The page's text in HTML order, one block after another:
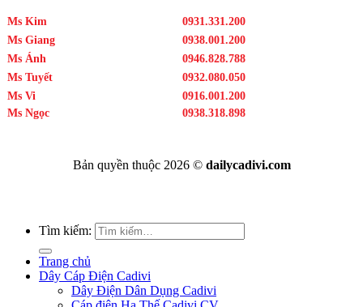
Ms Kim
0931.331.200
Ms Giang
0938.001.200
Ms Ánh
0946.828.788
Ms Tuyết
0932.080.050
Ms Vi
0916.001.200
Ms Ngọc
0938.318.898
Bản quyền thuộc 2026 © dailycadivi.com
Tìm kiếm:
Trang chủ
Dây Cáp Điện Cadivi
Dây Điện Dân Dụng Cadivi